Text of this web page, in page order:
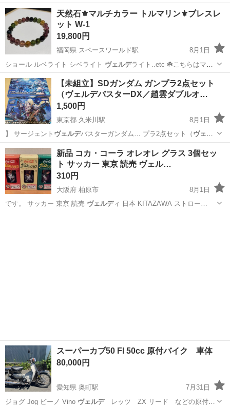
ュ! お仕事内容 リニューアルオープンする東映太秦映画村での 警備ス
タッフをお願いします! 目指せ!「おもてなし」のできる警備員! 具体的
には…? ・出入管理業務...
アルバイト・パート
天然石⚜️マルチカラー トルマリン⚜️ブレスレ
ット W-1
19,800円
福岡県 スペースワールド駅
8月1日
ショール ルベライト シベライト ヴェルデライト..etc ☘️こちらはマ
ル…
福岡 北九州市 スペースワールド駅 アクセサリー
トルマリン
【未組立】SDガンダム ガンプラ2点セット
（ヴェルデバスターDX／趙雲ダブルオ…
1,500円
東京都 久米川駅
8月1日
】 サージェント ヴェルデバスターガンダム… プラ2点セット（ ヴェル
デバスターDX／趙…
東京 東村山市 模型、プラモデル
新品 コカ・コーラ オレオレ グラス 3個セッ
ト サッカー 東京 読売 ヴェル…
310円
大阪府 柏原市
8月1日
です。 サッカー 東京 読売 ヴェルディ 日本 KITAZAWA ストロー…
スーパーカブ50 FI 50cc 原付バイク 車体
80,000円
愛知県 奥町駅
7月31日
ジョグ Jog ビーノ Vino ヴェルデレッツ ZX リード などの原付